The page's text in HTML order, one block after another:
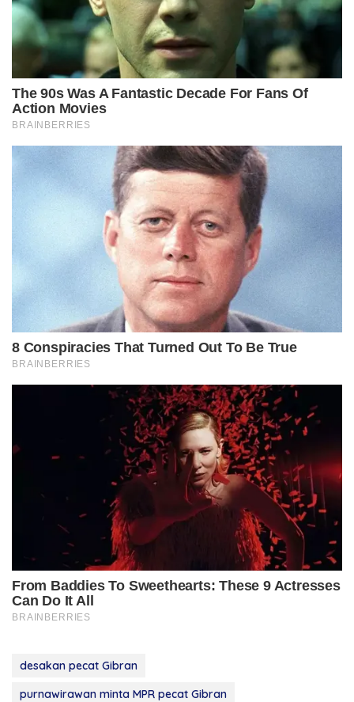
desakan pecat Gibran
purnawirawan minta MPR pecat Gibran